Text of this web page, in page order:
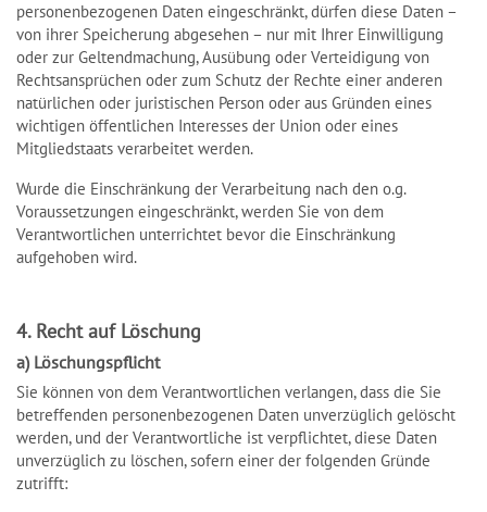
personenbezogenen Daten eingeschränkt, dürfen diese Daten –
von ihrer Speicherung abgesehen – nur mit Ihrer Einwilligung
oder zur Geltendmachung, Ausübung oder Verteidigung von
Rechtsansprüchen oder zum Schutz der Rechte einer anderen
natürlichen oder juristischen Person oder aus Gründen eines
wichtigen öffentlichen Interesses der Union oder eines
Mitgliedstaats verarbeitet werden.
Wurde die Einschränkung der Verarbeitung nach den o.g.
Voraussetzungen eingeschränkt, werden Sie von dem
Verantwortlichen unterrichtet bevor die Einschränkung
aufgehoben wird.
4. Recht auf Löschung
a) Löschungspflicht
Sie können von dem Verantwortlichen verlangen, dass die Sie
betreffenden personenbezogenen Daten unverzüglich gelöscht
werden, und der Verantwortliche ist verpflichtet, diese Daten
unverzüglich zu löschen, sofern einer der folgenden Gründe
zutrifft: